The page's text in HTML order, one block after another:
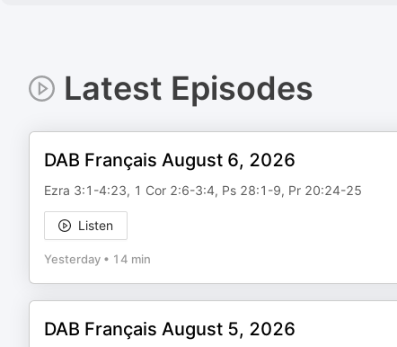
Latest Episodes
DAB Français August 6, 2026
Ezra 3:1-4:23, 1 Cor 2:6-3:4, Ps 28:1-9, Pr 20:24-25
Listen
Yesterday • 14 min
DAB Français August 5, 2026